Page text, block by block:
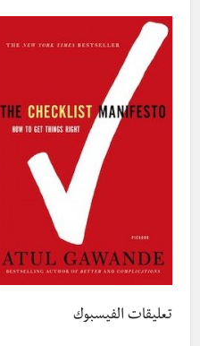
تعليقات الفيسبوك